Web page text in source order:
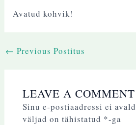
Avatud kohvik!
← Previous Postitus
LEAVE A COMMENT
Sinu e-postiaadressi ei
väljad on tähistatud *-ga